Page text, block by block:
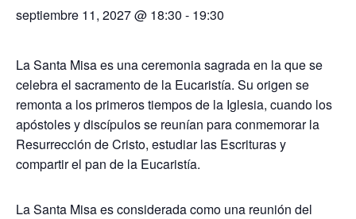
septiembre 11, 2027 @ 18:30 - 19:30
La Santa Misa es una ceremonia sagrada en la que se
celebra el sacramento de la Eucaristía. Su origen se
remonta a los primeros tiempos de la Iglesia, cuando los
apóstoles y discípulos se reunían para conmemorar la
Resurrección de Cristo, estudiar las Escrituras y
compartir el pan de la Eucaristía.
La Santa Misa es considerada como una reunión del